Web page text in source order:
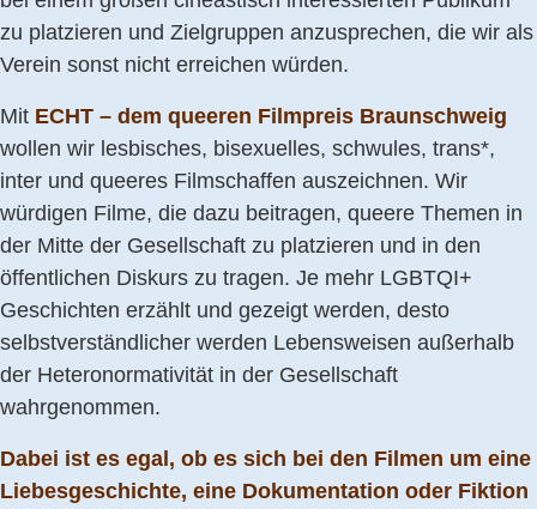
zu platzieren und Zielgruppen anzusprechen, die wir als
Verein sonst nicht erreichen würden.
Mit ECHT – dem queeren Filmpreis Braunschweig
wollen wir lesbisches, bisexuelles, schwules, trans*,
inter und queeres Filmschaffen auszeichnen. Wir
würdigen Filme, die dazu beitragen, queere Themen in
der Mitte der Gesellschaft zu platzieren und in den
öffentlichen Diskurs zu tragen. Je mehr LGBTQI+
Geschichten erzählt und gezeigt werden, desto
selbstverständlicher werden Lebensweisen außerhalb
der Heteronormativität in der Gesellschaft
wahrgenommen.
Dabei ist es egal, ob es sich bei den Filmen um eine
Liebesgeschichte, eine Dokumentation oder Fiktion